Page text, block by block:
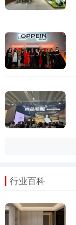
行业百科